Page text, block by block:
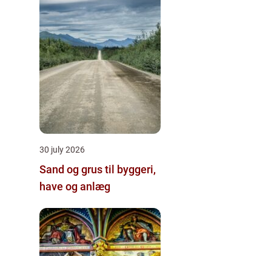
30 july 2026
Sand og grus til byggeri,
have og anlæg